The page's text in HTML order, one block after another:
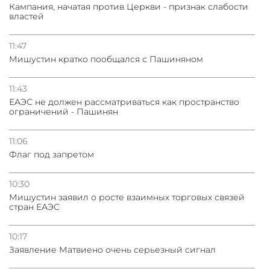
Кампания, начатая против Церкви - признак слабости
властей
11:47
Мишустин кратко пообщался с Пашиняном
11:43
ЕАЭС не должен рассматриваться как пространство
ограничений - Пашинян
11:06
Флаг под запретом
10:30
Мишустин заявил о росте взаимных торговых связей
стран ЕАЭС
10:17
Заявление Матвиено очень серьезный сигнал